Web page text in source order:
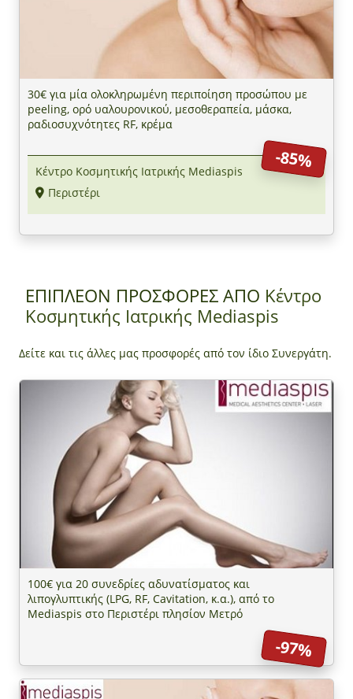
30€ για μία ολοκληρωμένη περιποίηση προσώπου με
peeling, ορό υαλουρονικού, μεσοθεραπεία, μάσκα,
ραδιοσυχνότητες RF, κρέμα
-85%
Κέντρο Κοσμητικής Ιατρικής Mediaspis
Περιστέρι
ΕΠΙΠΛΕΟΝ ΠΡΟΣΦΟΡΕΣ ΑΠΟ Κέντρο
Κοσμητικής Ιατρικής Mediaspis
Δείτε και τις άλλες μας προσφορές από τον ίδιο Συνεργάτη.
100€ για 20 συνεδρίες αδυνατίσματος και
λιπογλυπτικής (LPG, RF, Cavitation, κ.α.), από το
Mediaspis στο Περιστέρι πλησίον Μετρό
-97%